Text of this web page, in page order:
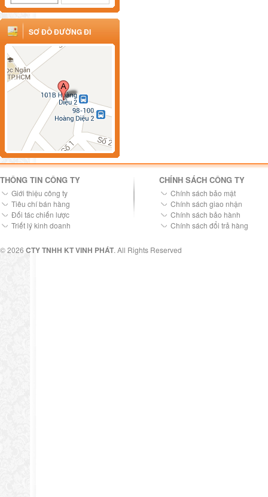
SƠ ĐỒ ĐƯỜNG ĐI
THÔNG TIN CÔNG TY
Giới thiệu công ty
Tiêu chí bán hàng
Đối tác chiến lược
Triết lý kinh doanh
CHÍNH SÁCH CÔNG TY
Chính sách bảo mật
Chính sách giao nhận
Chính sách bảo hành
Chính sách đổi trả hàng
© 2026 CTY TNHH KT VINH PHÁT. All Rights Reserved